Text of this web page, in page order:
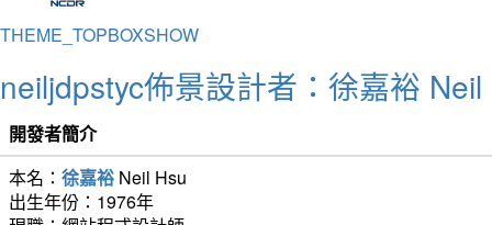
THEME_TOPBOXSHOW
neiljdpstyc佈景設計者：徐嘉裕
開發者簡介
本名： 徐嘉裕 Neil Hsu
出生年份：1976年